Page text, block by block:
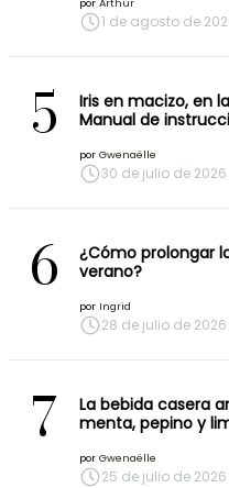
por Arthur
1 de agosto de
5
Iris en macizo, en
Manual de
por Gwenaëlle
30 de julio de 2026
6
¿Cómo prolongar
verano?
por Ingrid
28 de julio de 2026
7
La bebida casera
menta, pepino y
por Gwenaëlle
25 de julio de 2026